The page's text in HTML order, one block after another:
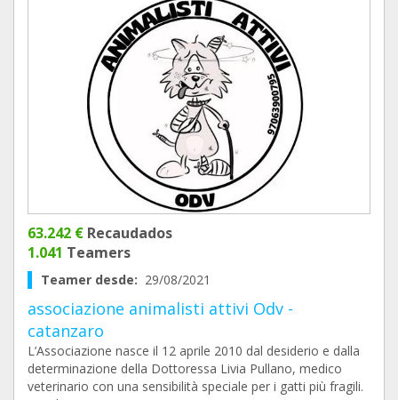
63.242 € Recaudados
1.041 Teamers
Teamer desde: 29/08/2021
associazione animalisti attivi Odv -
catanzaro
L’Associazione nasce il 12 aprile 2010 dal desiderio e dalla
determinazione della Dottoressa Livia Pullano, medico
veterinario con una sensibilità speciale per i gatti più fragili.